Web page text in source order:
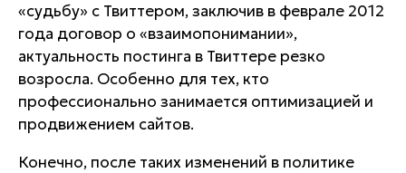
«судьбу» с Твиттером, заключив в феврале 2012
года договор о «взаимопонимании»,
актуальность постинга в Твиттере резко
возросла. Особенно для тех, кто
профессионально занимается оптимизацией и
продвижением сайтов.
Конечно, после таких изменений в политике